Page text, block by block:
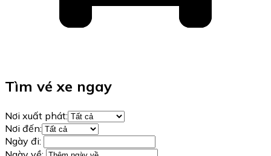
Tìm vé xe ngay
Nơi xuất phát:
Nơi đến:
Ngày đi: